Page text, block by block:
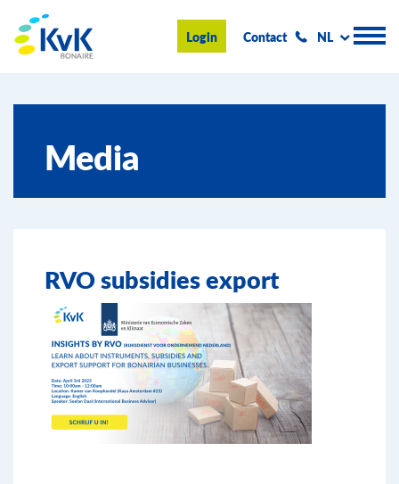
KvK Bonaire
Login Contact NL
Advies en informatie
Ondernemen op Bonaire
Nieuws & Events
Zoeken
Media
RVO subsidies export